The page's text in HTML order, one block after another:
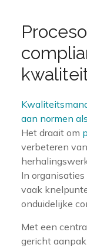
aan normen
Het draait om
verbeteren
In
vaak
onduidelijke
Met een
gericht